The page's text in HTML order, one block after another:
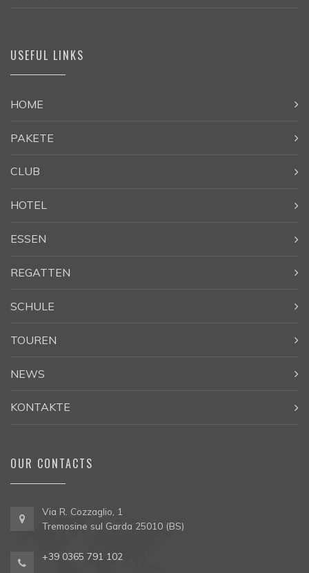
USEFUL LINKS
HOME
PAKETE
CLUB
HOTEL
ESSEN
REGATTEN
SCHULE
TOUREN
NEWS
KONTAKTE
OUR CONTACTS
Via R. Cozzaglio, 1
Tremosine sul Garda 25010 (BS)
+39 0365 791 102